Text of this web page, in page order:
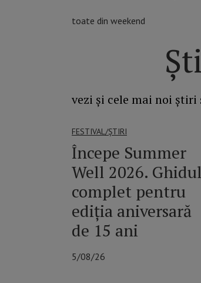
toate din weekend
vezi și cele mai noi știri
FESTIVAL/ȘTIRI
Începe Summer
Well 2026. Ghidul
complet pentru
ediția aniversară
de 15 ani
5/08/26